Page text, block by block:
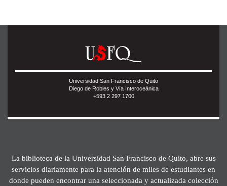
Universidad San Francisco de Quito
Diego de Robles y Vía Interoceánica
+593 2 297 1700
La biblioteca de la Universidad San Francisco de Quito, abre sus
servicios diariamente para la atención de miles de estudiantes en
donde pueden encontrar una seleccionada y actualizada colección